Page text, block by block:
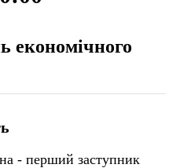
економічного
- перший заступник